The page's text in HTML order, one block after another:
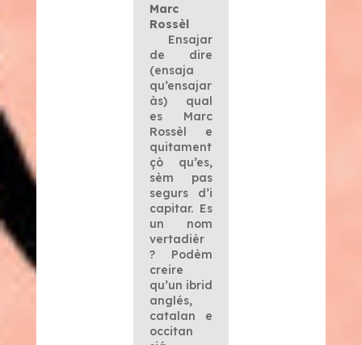
Marc
Rossèl
Ensajar
de dire
(ensaja
qu’ensajar
às) qual
es Marc
Rossèl e
quitament
çò qu’es,
sèm pas
segurs d’i
capitar. Es
un nom
vertadièr
? Podèm
creire
qu’un ibrid
anglés,
catalan e
occitan